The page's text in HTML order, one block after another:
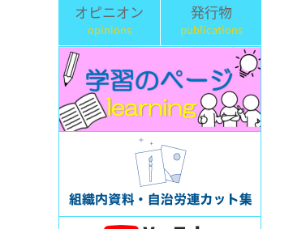
オピニオン
opinions
発行物
publications